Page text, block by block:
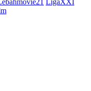
LigaXXI